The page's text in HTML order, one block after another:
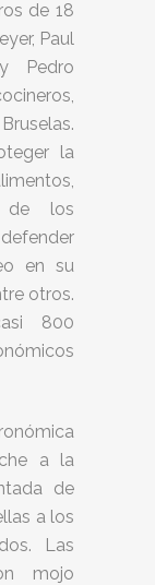
de 18
Paul
Pedro
la
de los
en su
otros.
800
a la
de
a los
Las
mojo